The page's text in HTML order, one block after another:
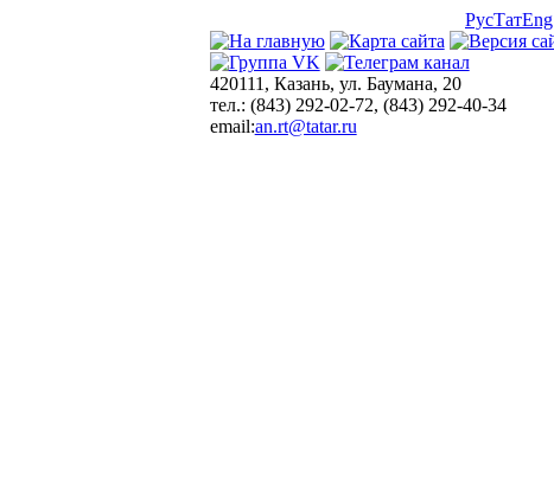
РусТатEng
420111, Казань, ул. Баумана, 20
тел.: (843) 292-02-72, (843) 292-40-34
email:an.rt@tatar.ru